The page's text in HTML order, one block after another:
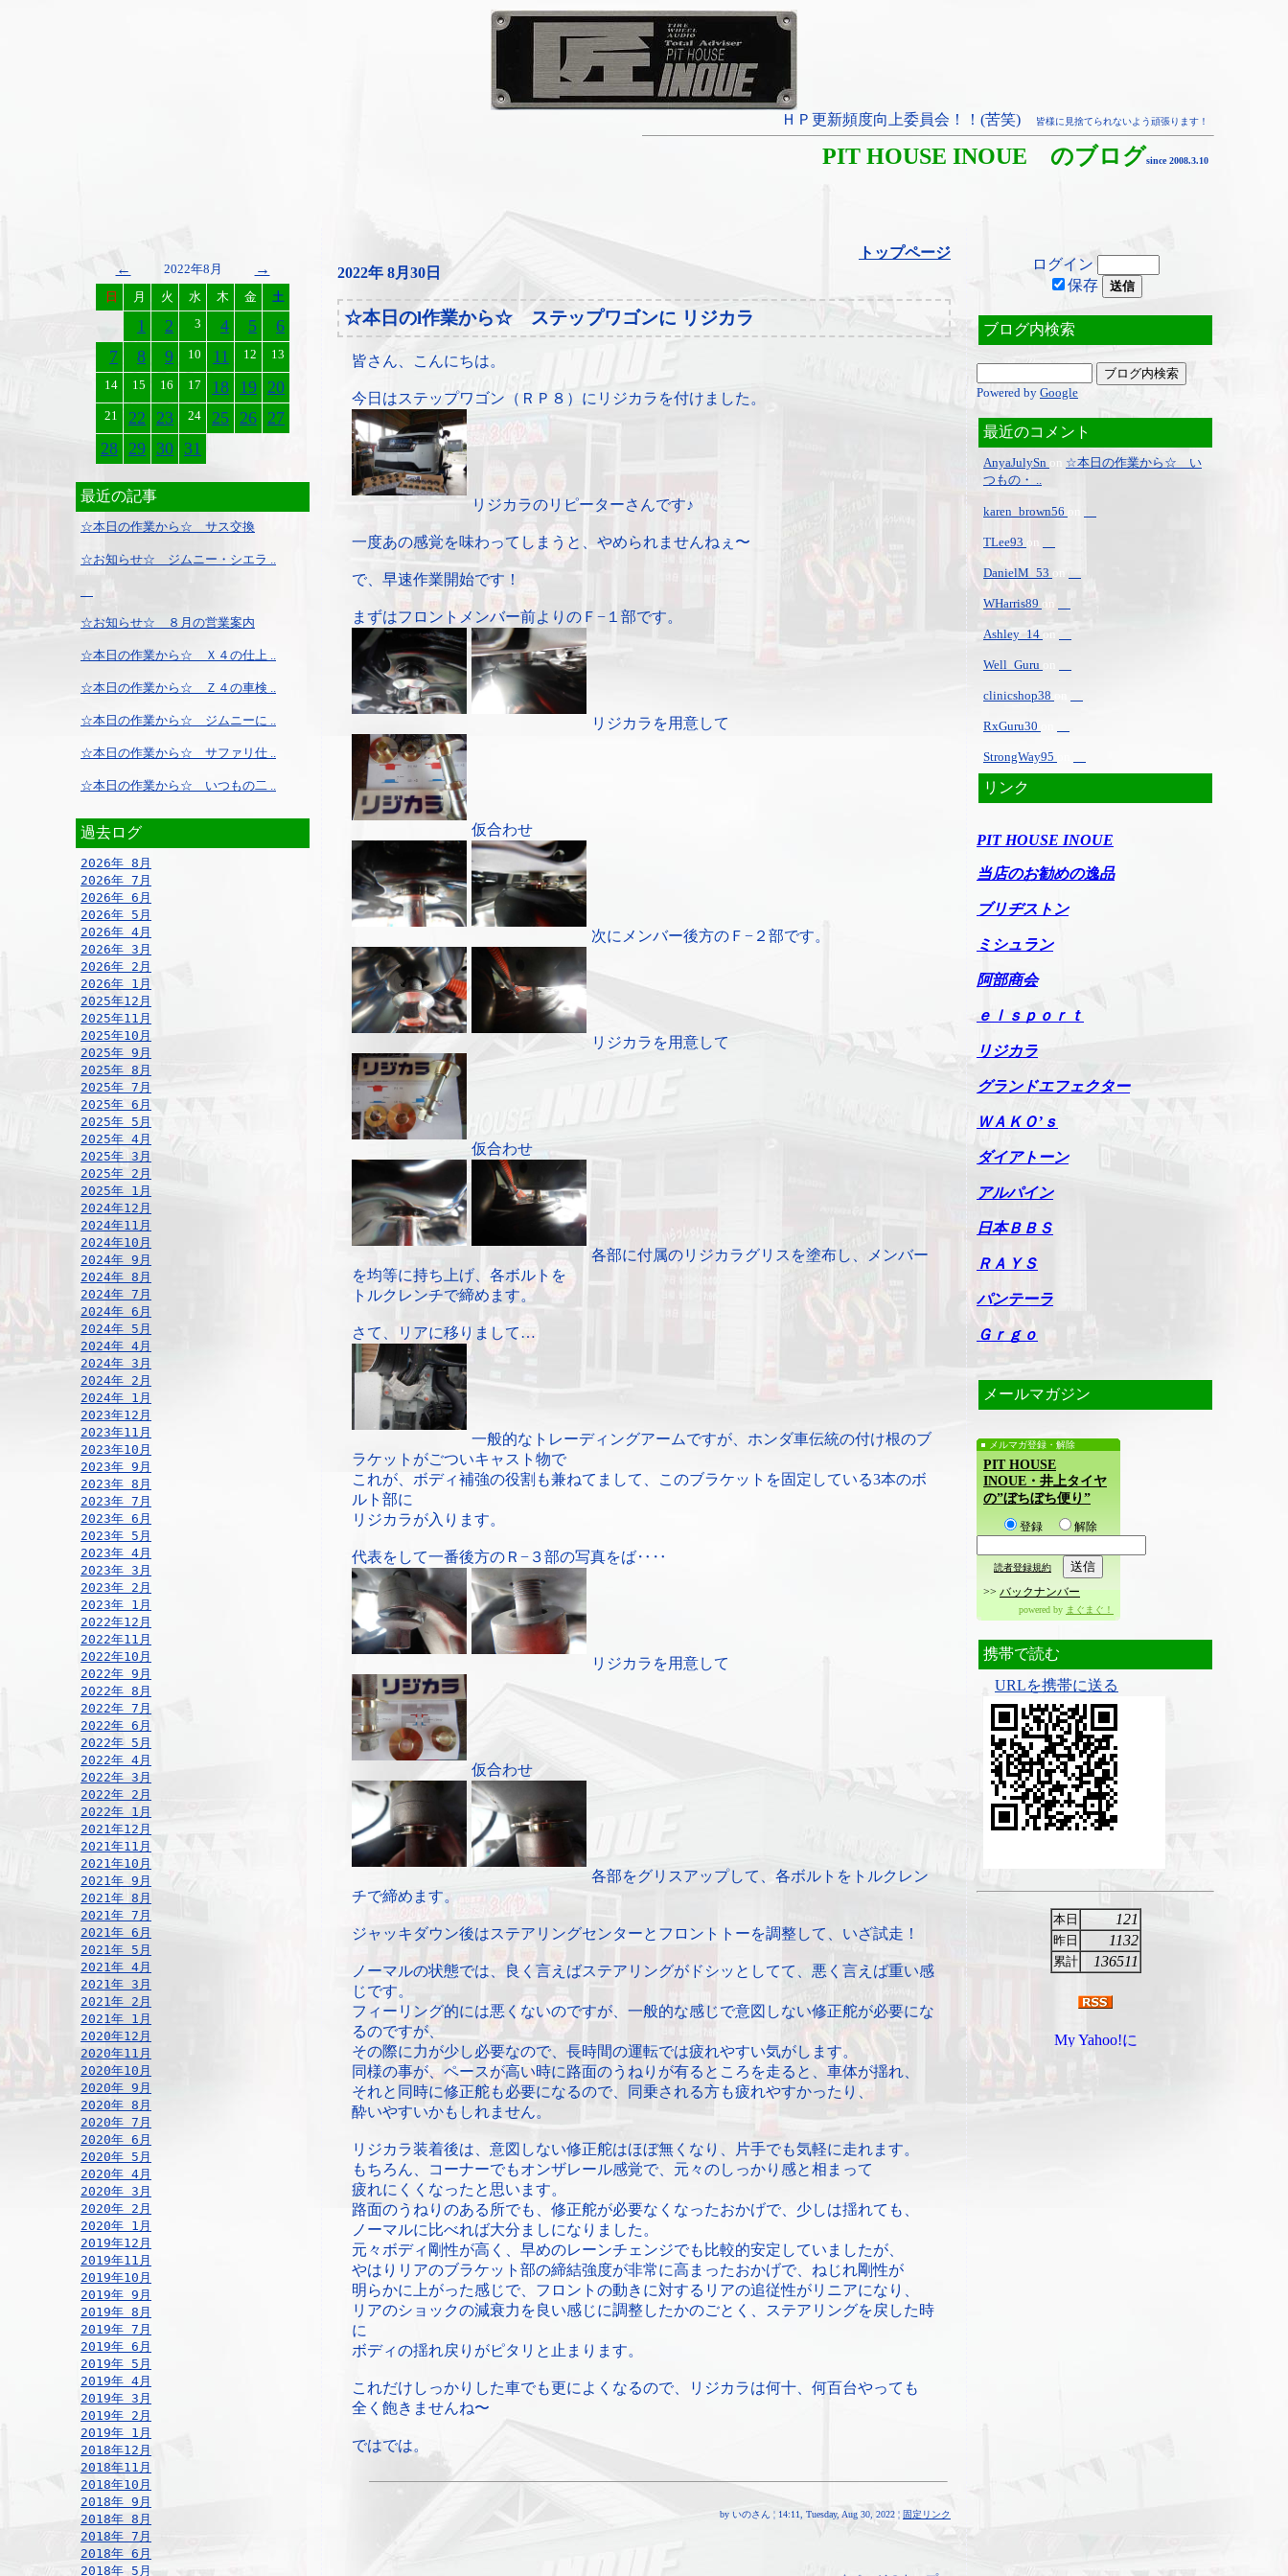
ＨＰ更新頻度向上委員会！！(苦笑) 皆様に見捨てられないよう頑張ります！
PIT HOUSE INOUE のブログsince 2008.3.10
← 2022年8月 →
日 月 火 水 木 金 土
1 2 3 4 5
6
7
8 9 10 11 12 13
14 15 16 17 18 19 20
21 22 23 24 25 26 27
28 29 30 31
最近の記事
☆本日の作業から☆ サス交換
☆お知らせ☆ ジムニー・シエラ ..
☆お知らせ☆ ８月の営業案内
☆本日の作業から☆ Ｘ４の仕上 ..
☆本日の作業から☆ Ｚ４の車検 ..
☆本日の作業から☆ ジムニーに ..
☆本日の作業から☆ サファリ仕 ..
☆本日の作業から☆ いつもの二 ..
過去ログ
2026年 8月
2026年 7月
2026年 6月
2026年 5月
2026年 4月
2026年 3月
2026年 2月
2026年 1月
2025年12月
2025年11月
2025年10月
2025年 9月
2025年 8月
2025年 7月
2025年 6月
2025年 5月
2025年 4月
2025年 3月
2025年 2月
2025年 1月
2024年12月
2024年11月
2024年10月
2024年 9月
2024年 8月
2024年 7月
2024年 6月
2024年 5月
2024年 4月
2024年 3月
2024年 2月
2024年 1月
2023年12月
2023年11月
2023年10月
2023年 9月
2023年 8月
2023年 7月
2023年 6月
2023年 5月
2023年 4月
2023年 3月
2023年 2月
2023年 1月
2022年12月
2022年11月
2022年10月
2022年 9月
2022年 8月
2022年 7月
2022年 6月
2022年 5月
2022年 4月
2022年 3月
2022年 2月
2022年 1月
2021年12月
2021年11月
2021年10月
2021年 9月
2021年 8月
2021年 7月
2021年 6月
2021年 5月
2021年 4月
2021年 3月
2021年 2月
2021年 1月
2020年12月
2020年11月
2020年10月
2020年 9月
2020年 8月
2020年 7月
2020年 6月
2020年 5月
2020年 4月
2020年 3月
2020年 2月
2020年 1月
2019年12月
2019年11月
2019年10月
2019年 9月
2019年 8月
2019年 7月
2019年 6月
2019年 5月
2019年 4月
2019年 3月
2019年 2月
2019年 1月
2018年12月
2018年11月
2018年10月
2018年 9月
2018年 8月
2018年 7月
2018年 6月
2018年 5月
トップページ
2022年 8月30日
☆本日のl作業から☆ ステップワゴンに リジカラ
皆さん、こんにちは。
今日はステップワゴン（ＲＰ８）にリジカラを付けました。
リジカラのリピーターさんです♪
一度あの感覚を味わってしまうと、やめられませんねぇ〜
で、早速作業開始です！
まずはフロントメンバー前よりのＦ−１部です。
リジカラを用意して
仮合わせ
次にメンバー後方のＦ−２部です。
リジカラを用意して
仮合わせ
各部に付属のリジカラグリスを塗布し、メンバー
を均等に持ち上げ、各ボルトを
トルクレンチで締めます。
さて、リアに移りまして…
一般的なトレーディングアームですが、ホンダ車伝統の付け根のブ
ラケットがごついキャスト物で
これが、ボディ補強の役割も兼ねてまして、このブラケットを固定している3本のボ
ルト部に
リジカラが入ります。
代表をして一番後方のＲ−３部の写真をば‥‥
リジカラを用意して
仮合わせ
各部をグリスアップして、各ボルトをトルクレン
チで締めます。
ジャッキダウン後はステアリングセンターとフロントトーを調整して、いざ試走！
ノーマルの状態では、良く言えばステアリングがドシッとしてて、悪く言えば重い感
じです。
フィーリング的には悪くないのですが、一般的な感じで意図しない修正舵が必要にな
るのですが、
その際に力が少し必要なので、長時間の運転では疲れやすい気がします。
同様の事が、ペースが高い時に路面のうねりが有るところを走ると、車体が揺れ、
それと同時に修正舵も必要になるので、同乗される方も疲れやすかったり、
酔いやすいかもしれません。
リジカラ装着後は、意図しない修正舵はほぼ無くなり、片手でも気軽に走れます。
もちろん、コーナーでもオンザレール感覚で、元々のしっかり感と相まって
疲れにくくなったと思います。
路面のうねりのある所でも、修正舵が必要なくなったおかげで、少しは揺れても、
ノーマルに比べれば大分ましになりました。
元々ボディ剛性が高く、早めのレーンチェンジでも比較的安定していましたが、
やはりリアのブラケット部の締結強度が非常に高まったおかげで、ねじれ剛性が
明らかに上がった感じで、フロントの動きに対するリアの追従性がリニアになり、
リアのショックの減衰力を良い感じに調整したかのごとく、ステアリングを戻した時
に
ボディの揺れ戻りがピタリと止まります。
これだけしっかりした車でも更によくなるので、リジカラは何十、何百台やっても
全く飽きませんね〜
ではでは。
by いのさん ¦ 14:11, Tuesday, Aug 30, 2022 ¦ 固定リンク
ログイン
保存
ブログ内検索
Powered by Google
最近のコメント
AnyaJulySn on ☆本日の作業から☆ い
つもの・ ..
karen_brown56
TLee93 on
DanielM_53 on
WHarris89 on
Ashley_14 on
Well_Guru
clinicshop38
RxGuru30
StrongWay95
リンク
PIT HOUSE INOUE
当店のお勧めの逸品
ブリヂストン
ミシュラン
阿部商会
ｅｌｓｐｏｒｔ
リジカラ
グランドエフェクター
ＷＡＫＯ’ｓ
ダイアトーン
アルパイン
日本ＢＢＳ
ＲＡＹＳ
パンテーラ
Ｇｒｇｏ
メールマガジン
メルマガ登録・解除
PIT HOUSE
INOUE・井上タイヤ
の”ぼちぼち便り”
登録 解除
読者登録規約
>> バックナンバー
powered by まぐまぐ！
携帯で読む
URLを携帯に送る
本日 121
昨日 1132
累計 136511